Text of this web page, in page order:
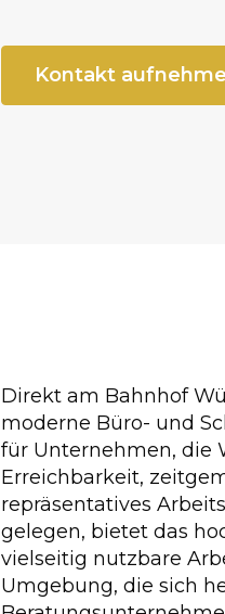
Kontakt
Direkt am Bahnhof
moderne Büro- und
für Unternehmen, die
Erreichbarkeit,
repräsentatives
gelegen, bietet das
vielseitig nutzbare
Umgebung, die sich